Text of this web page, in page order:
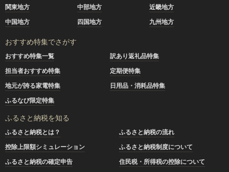
関東地方
中部地方
近畿地方
中国地方
四国地方 九州地方
おすすめ特集でさがす
おすすめ特集一覧
訳あり返礼品特集
担当者おすすめ特集
定期便特集
地元が誇る家電特集
日用品・消耗品特集
ふるなび限定特集
ふるさと納税を知る
ふるさと納税とは？
ふるさと納税の流れ
控除上限額シミュレーション
ふるさと納税制度について
ふるさと納税の確定申告
住民税・所得税の控除について